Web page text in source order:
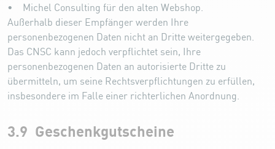
• Michel Consulting für den alten Webshop.
Außerhalb dieser Empfänger werden Ihre
personenbezogenen Daten nicht an Dritte weitergegeben.
Das CNSC kann jedoch verpflichtet sein, Ihre
personenbezogenen Daten an autorisierte Dritte zu
übermitteln, um seine Rechtsverpflichtungen zu erfüllen,
insbesondere im Falle einer richterlichen Anordnung.
3.9 Geschenkgutscheine